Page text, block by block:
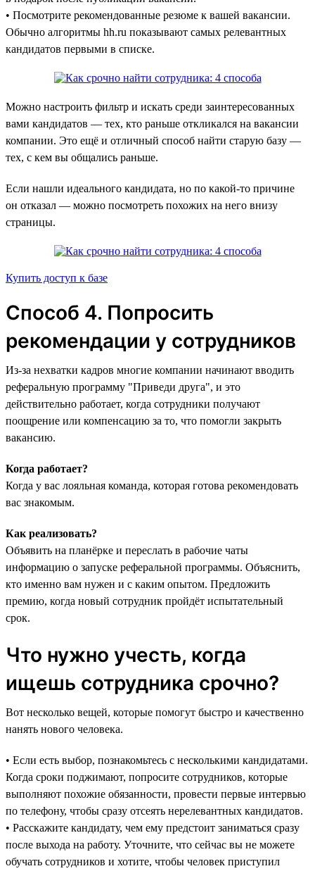
• Посмотрите рекомендованные резюме к вашей вакансии.
Обычно алгоритмы hh.ru показывают самых релевантных
кандидатов первыми в списке.
Можно настроить фильтр и искать среди заинтересованных
вами кандидатов — тех, кто раньше откликался на вакансии
компании. Это ещё и отличный способ найти старую базу —
тех, с кем вы общались раньше.
Если нашли идеального кандидата, но по какой-то причине
он отказал — можно посмотреть похожих на него внизу
страницы.
Купить доступ к базе
Способ 4. Попросить
рекомендации у сотрудников
Из-за нехватки кадров многие компании начинают вводить
реферальную программу "‎Приведи друга",‎ и это
действительно работает, когда сотрудники получают
поощрение или компенсацию за то, что помогли закрыть
вакансию.
Когда работает?
Когда у вас лояльная команда, которая готова рекомендовать
вас знакомым.
Как реализовать?
Объявить на планёрке и переслать в рабочие чаты
информацию о запуске реферальной программы. Объяснить,
кто именно вам нужен и с каким опытом. Предложить
премию, когда новый сотрудник пройдёт испытательный
срок.
Что нужно учесть, когда
ищешь сотрудника срочно?
Вот несколько вещей, которые помогут быстро и качественно
нанять нового человека.
• Если есть выбор, познакомьтесь с несколькими кандидатами.
Когда сроки поджимают, попросите сотрудников, которые
выполняют похожие обязанности, провести первые интервью
по телефону, чтобы сразу отсеять нерелевантных кандидатов.
• Расскажите кандидату, чем ему предстоит заниматься сразу
после выхода на работу. Уточните, что сейчас вы не можете
обучать сотрудников и хотите, чтобы человек приступил